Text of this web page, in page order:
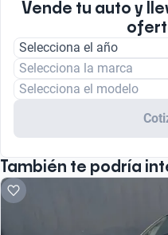
Vende tu auto y
Selecciona el año
Selecciona la marca
Selecciona el modelo
También te podría